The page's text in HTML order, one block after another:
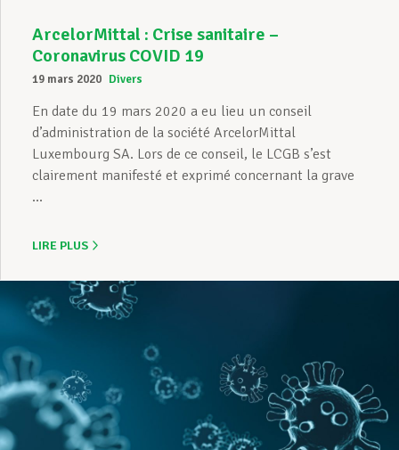
ArcelorMittal : Crise sanitaire –
Coronavirus COVID 19
19 mars 2020 Divers
En date du 19 mars 2020 a eu lieu un conseil
d’administration de la société ArcelorMittal
Luxembourg SA. Lors de ce conseil, le LCGB s’est
clairement manifesté et exprimé concernant la grave
...
LIRE PLUS